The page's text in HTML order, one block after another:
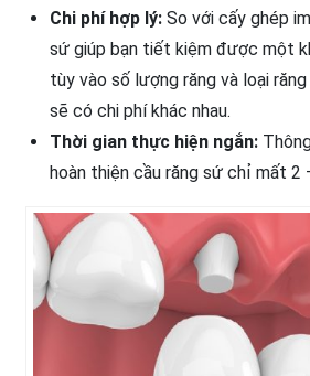
Chi phí hợp lý: So với cấy ghép
sứ giúp bạn tiết kiệm được một
tùy vào số lượng răng và loại
sẽ có chi phí khác nhau.
Thời gian thực hiện ngắn:
hoàn thiện cầu răng sứ chỉ mất 2